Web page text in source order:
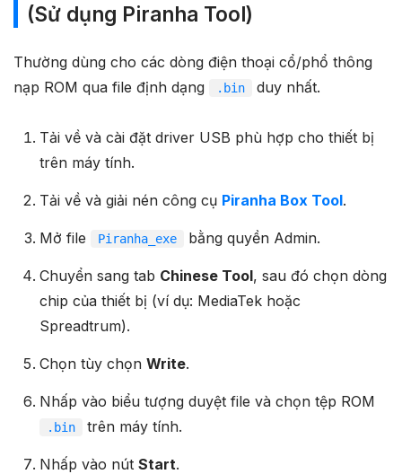
(Sử dụng Piranha Tool)
Thường dùng cho các dòng điện thoại cổ/phổ thông
nạp ROM qua file định dạng
.bin duy nhất.
Tải về và cài đặt driver USB phù hợp cho thiết bị
trên máy tính.
Tải về và giải nén công cụ Piranha Box Tool.
Mở file Piranha_exe bằng quyền Admin.
Chuyển sang tab Chinese Tool, sau đó chọn dòng
chip của thiết bị (ví dụ: MediaTek hoặc
Spreadtrum).
Chọn tùy chọn Write.
Nhấp vào biểu tượng duyệt file và chọn tệp ROM
.bin trên máy tính.
Nhấp vào nút Start.